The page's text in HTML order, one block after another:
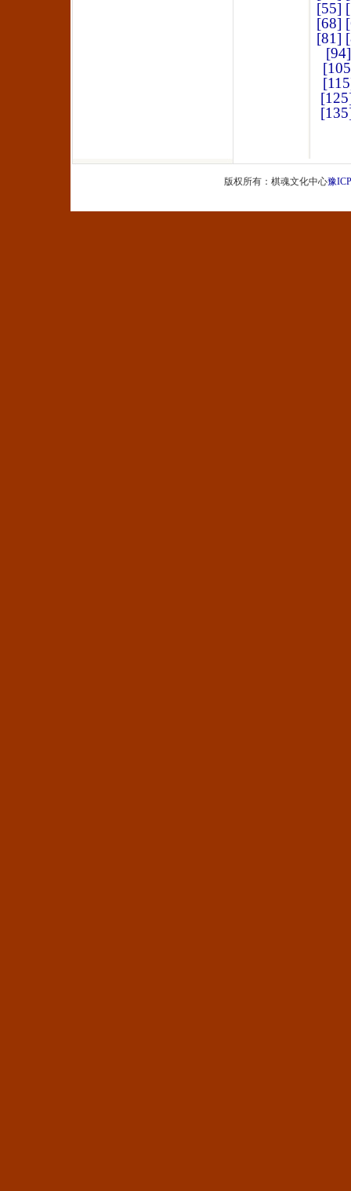
[55]
[68]
[81]
[94]
版权所有：棋魂文化中心豫